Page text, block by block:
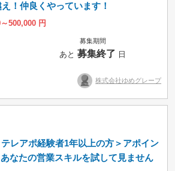
！仲良くやっています！
500,000 円
募集期間
あと募集終了 日
株式会社ゆめグレープ
レアポ経験者1年以上の方＞アポイン
なたの営業スキルを試して見ません